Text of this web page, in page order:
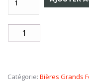
Catégorie: Bières Grands